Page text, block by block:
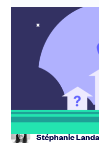
Startups : Top 10
français à
Vous êtes entrepreneur
votre projet, trouver des
Stéphanie